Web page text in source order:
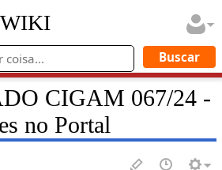
CIGAM 067/24 -
no Portal